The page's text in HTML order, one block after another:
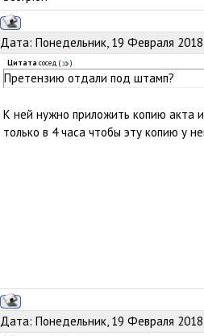
Дата: Понедельник, 19 Февраля
Цитата сосед ( )
Претензию отдали под штамп?
К ней нужно приложить копию акта
только в 4 часа чтобы эту копию у
Дата: Понедельник, 19 Февраля